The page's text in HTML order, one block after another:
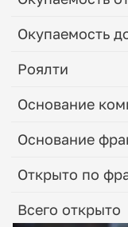
Окупаемость
Роялти
Основание
Основание
Открыто по
Всего открыто